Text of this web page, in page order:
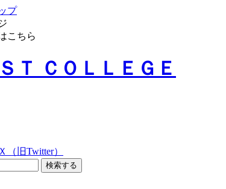
プ
こちら
Ｔ ＣＯＬＬＥＧＥ
検索する